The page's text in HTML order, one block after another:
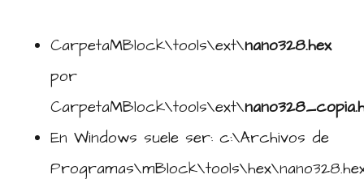
CarpetaMBlock\tools\ext\nano328.hex
por
CarpetaMBlock\tools\ext\
En Windows suele ser: c:\Archivos de